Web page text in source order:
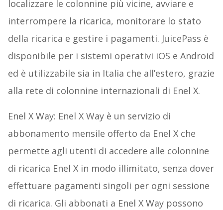
localizzare le colonnine più vicine, avviare e
interrompere la ricarica, monitorare lo stato
della ricarica e gestire i pagamenti. JuicePass è
disponibile per i sistemi operativi iOS e Android
ed è utilizzabile sia in Italia che all’estero, grazie
alla rete di colonnine internazionali di Enel X.
Enel X Way: Enel X Way è un servizio di
abbonamento mensile offerto da Enel X che
permette agli utenti di accedere alle colonnine
di ricarica Enel X in modo illimitato, senza dover
effettuare pagamenti singoli per ogni sessione
di ricarica. Gli abbonati a Enel X Way possono